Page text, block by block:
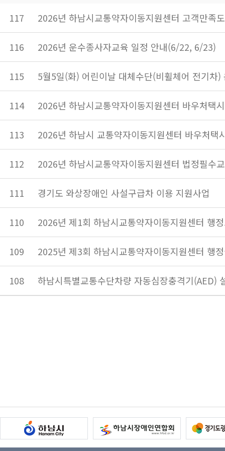
117 2026년 하남시교통약자이동지원센터 고객만족
116 2026년 운수종사자교육 일정 안내(6/22, 6/23)
115 5월5일(화) 어린이날 대체수단(비휠체어 전기차)
114 2026년 하남시교통약자이동지원센터 바우처택
113 2026년 하남시 교통약자이동지원센터 바우처택
112 2026년 하남시교통약자이동지원센터 법정필수
111 경기도 와상장애인 사설구급차 이용 지원사업
110 2026년 제1회 하남시교통약자이동지원센터 행
109 2025년 제3회 하남시교통약자이동지원센터 행
108 하남시특별교통수단차량 자동심장충격기(AED)